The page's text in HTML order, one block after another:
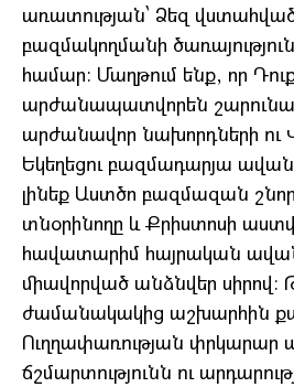
առատության՝ Ձեզ
բազմակողմանի
համար։ Մաղթում ենք, որ
արժանապատվորեն
արժանավոր նախորդների
Եկեղեցու բազմադարյա
լինեք Աստծո բազմազան
տնօրինողը և Քրիստոսի
հավատարիմ հայրական
միավորված անձնվեր սիրով։
ժամանակակից աշխարհին
Ուղղափառության փրկարար
ճշմարտությունն ու